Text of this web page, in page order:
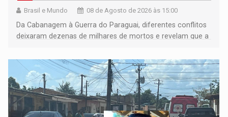
Brasil e Mundo 08 de Agosto de 2026 às 15:00
Da Cabanagem à Guerra do Paraguai, diferentes conflitos
deixaram dezenas de milhares de mortos e revelam que a
territoriais e sociais